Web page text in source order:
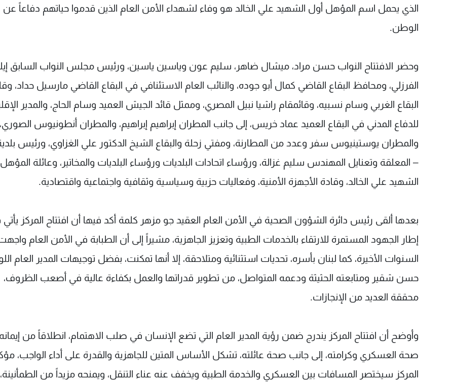
الذي يحمل اسم المؤهل أول الشهيد علي الخالد هو وفاء لشهداء الأمن العام الذين قدموا حياتهم دفاعاً عن
الوطن.
وحضر الافتتاح النواب حسن مراد، ميشال ضاهر، سليم عون وياسين ياسين، ورئيس مجلس النواب السابق
الفرزلي، ومحافظ البقاع القاضي كمال أبو جوده، والنائب العام الاستئنافي في البقاع القاضي مارسيل حداد،
البقاع الغربي وسام نسبيه، وقائمقام راشيا نبيل المصري، وممثل قائد الجيش العميد وسام الحاج، والمدير
للدفاع المدني في البقاع العميد عماد خريس، إلى جانب المطران إبراهيم إبراهيم، والمطران أنطونيوس الصوري،
والمطران يوستينيوس سفر وعدد من المطارنة، ومفتي زحلة والبقاع الشيخ الدكتور علي الغزاوي، ورئيس
– المعلقة وتعنايل المهندس سليم غزالة، ورؤساء اتحادات البلديات ورؤساء البلديات والمخاتير، وعائلة
الشهيد علي الخالد، وقادة الأجهزة الأمنية، وفعاليات حزبية وسياسية وثقافية واجتماعية واقتصادية.
بعدها ألقى رئيس دائرة الشؤون الصحية في الأمن العام العقيد جو مزهر كلمة أكد فيها أن افتتاح المركز
إطار الجهود المستمرة للارتقاء بالخدمات الطبية وتعزيز الجاهزية، مشيراً إلى أن الطبابة في الأمن العام
السنوات الأخيرة، كما لبنان بأسره، تحديات استثنائية ومتلاحقة، إلا أنها تمكنت، بفضل توجيهات المدير العام
حسن شقير ومتابعته الحثيثة ودعمه المتواصل، من تطوير قدراتها والعمل بكفاءة عالية في أصعب الظروف،
محققة العديد من الإنجازات.
وأوضح أن افتتاح المركز يندرج ضمن رؤية المدير العام التي تضع الإنسان في صلب الاهتمام، انطلاقاً من
صحة العسكري وكرامته، إلى جانب صحة عائلته، تشكل الأساس المتين للجاهزية والقدرة على أداء الواجب،
المركز سيختصر المسافات بين العسكري والخدمة الطبية ويخفف عنه عناء التنقل، ويمنحه مزيداً من